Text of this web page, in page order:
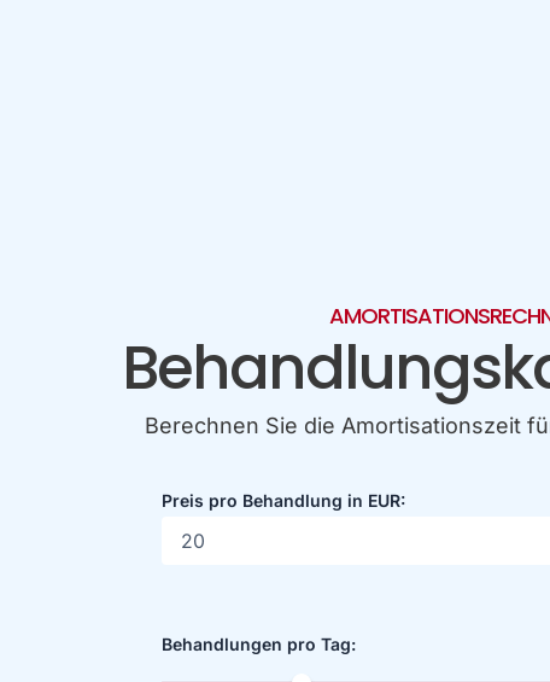
Berechnen Sie die Amortisationszeit
Preis pro Behandlung in EUR:
Behandlungen pro Tag: